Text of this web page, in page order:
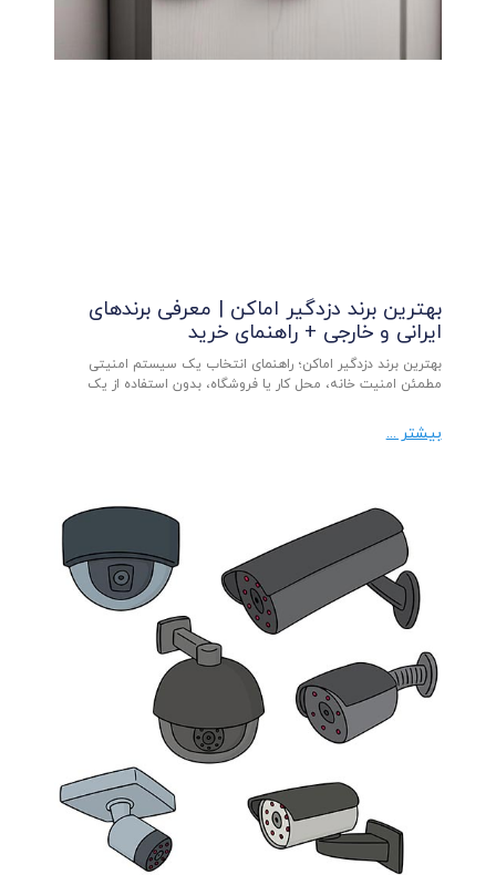
بهترین برند دزدگیر اماکن | معرفی برندهای
ایرانی و خارجی + راهنمای خرید
بهترین برند دزدگیر اماکن؛ راهنمای انتخاب یک سیستم امنیتی
مطمئن امنیت خانه، محل کار یا فروشگاه، بدون استفاده از یک
بیشتر ...